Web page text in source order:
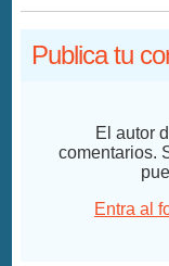
Publica tu
El autor
comentarios.
Entra al